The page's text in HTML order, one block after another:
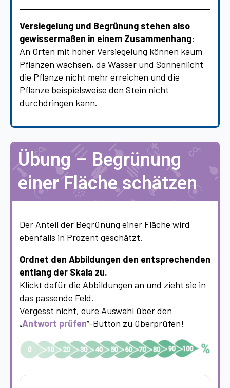
Versiegelung und Begrünung stehen also
gewissermaßen in einem Zusammenhang:
An Orten mit hoher Versiegelung können kaum
Pflanzen wachsen, da Wasser und Sonnenlicht
die Pflanze nicht mehr erreichen und die
Pflanze beispielsweise den Stein nicht
durchdringen kann.
Übung – Begrünung
einer Fläche schätzen
Der Anteil der Begrünung einer Fläche wird
ebenfalls in Prozent geschätzt.
Ordnet den Abbildungen den entsprechenden
entlang der Skala zu.
Klickt dafür die Abbildungen an und zieht sie in
das passende Feld.
Vergesst nicht, eure Auswahl über den
„Antwort prüfen“-Button zu überprüfen!